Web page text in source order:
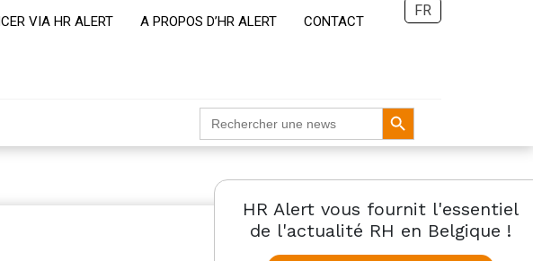
VIA HR ALERT A PROPOS D’HR ALERT CONTACT
FR
Search
for:
Search Button
HR Alert vous fournit l'essentiel
de l'actualité RH en Belgique !